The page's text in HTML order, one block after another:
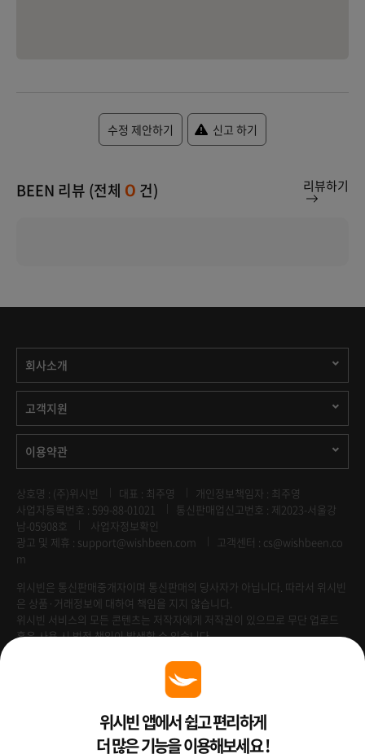
수정 제안하기 신고 하기
BEEN 리뷰 (전체 0 건) 리뷰하기
회사소개
고객지원
이용약관
상호명 : (주)위시빈 대표 : 최주영
개인정보책임자 : 최주영
사업자등록번호 : 599-88-01021
통신판매업신고번호 : 제2023-서울강
남-05908호
사업자정보확인
광고 및 제휴 : support@wishbeen.com
고객센터 : cs@wishbeen.co
m
위시빈은 통신판매중개자이며 통신판매의 당사자가 아닙니다. 따라서 위시빈
은 상품·거래정보에 대하여 책임을 지지 않습니다.
위시빈 서비스의 모든 콘텐츠는 저작자에게 저작권이 있으므로 무단 업로드
혹은 사용 시 법적 책임이 발생할 수 있습니다.
Venture Enterprise위시빈 앱에서 쉽고 편리하게
더 많은 기능을 이용해보세요 !